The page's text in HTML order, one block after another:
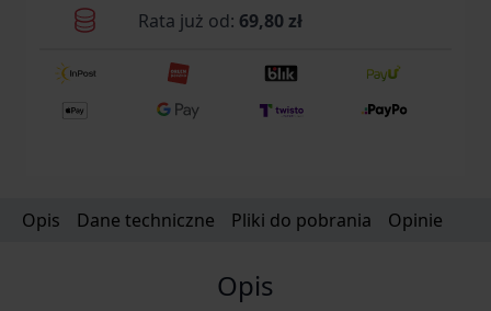
Rata już od: 69,80 zł
Opis Dane techniczne Pliki do pobrania Opinie
Opis